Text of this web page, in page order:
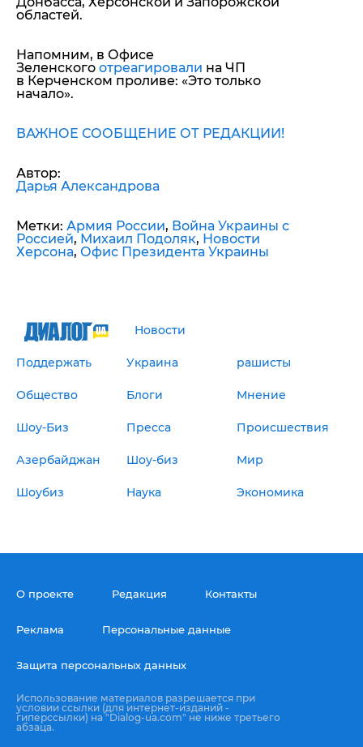
областей.
Напомним, в Офисе
Зеленского отреагировали на ЧП
в Керченском проливе: «Это только
начало».
ВАЖНОЕ СООБЩЕНИЕ ОТ РЕДАКЦИИ!
Автор:
Дарья Александрова
Метки: Армия России, Война Украины с
Россией, Михаил Подоляк, Новости
Херсона, Офис Президента Украины
Новости
Поддержать Украина рашисты
Общество Блоги Мнение
Шоу-Биз Пресса Происшествия
Азербайджан Шоу-биз Мир
Шоубиз Наука Экономика
О проекте Редакция Контакты
Реклама Персональные данные
Защита персональных данных
Использование материалов разрешается при
условии ссылки (для интернет-изданий -
гиперссылки) на "Dialog-ua.com" не ниже третьего
абзаца.